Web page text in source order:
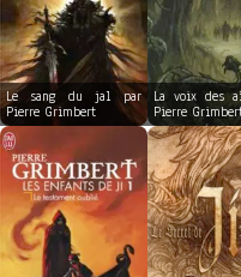
Le sang du jal par
Pierre Grimbert
La voix des
Pierre